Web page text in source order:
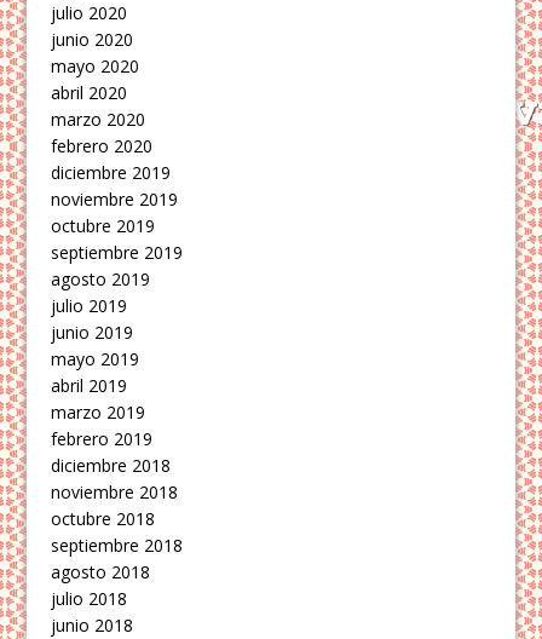
julio 2020
junio 2020
mayo 2020
abril 2020
marzo 2020
febrero 2020
diciembre 2019
noviembre 2019
octubre 2019
septiembre 2019
agosto 2019
julio 2019
junio 2019
mayo 2019
abril 2019
marzo 2019
febrero 2019
diciembre 2018
noviembre 2018
octubre 2018
septiembre 2018
agosto 2018
julio 2018
junio 2018